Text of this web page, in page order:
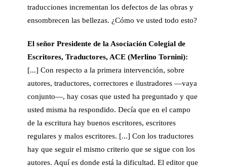
traducciones incrementan los defectos de las obras y
ensombrecen las bellezas. ¿Cómo ve usted todo esto?
El señor Presidente de la Asociación Colegial de
Escritores, Traductores, ACE (Merlino Tornini):
[...] Con respecto a la primera intervención, sobre
autores, traductores, correctores e ilustradores —vaya
conjunto—, hay cosas que usted ha preguntado y que
usted misma ha respondido. Decía que en el campo
de la escritura hay buenos escritores, escritores
regulares y malos escritores. [...] Con los traductores
hay que seguir el mismo criterio que se sigue con los
autores. Aquí es donde está la dificultad. El editor que